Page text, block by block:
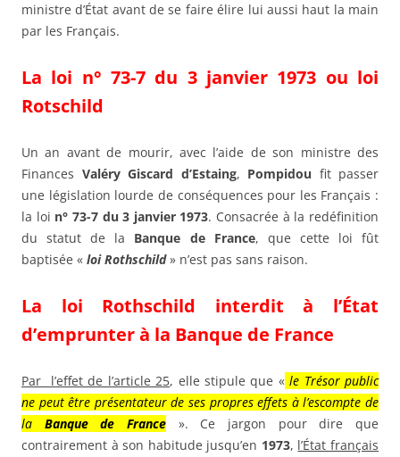
ministre d’État avant de se faire élire lui aussi haut la main
par les Français.
La loi n° 73-7 du 3 janvier 1973 ou loi
Rotschild
Un an avant de mourir, avec l’aide de son ministre des
Finances Valéry Giscard d’Estaing, Pompidou fit passer
une législation lourde de conséquences pour les Français :
la loi n° 73-7 du 3 janvier 1973. Consacrée à la redéfinition
du statut de la Banque de France, que cette loi fût
baptisée « loi Rothschild» n’est pas sans raison.
La loi Rothschild interdit à l’État
d’emprunter à la Banque de France
Par l’effet de l’article 25, elle stipule que «le Trésor public
ne peut être présentateur de ses propres effets à l’escompte de
la Banque de France
». Ce jargon pour dire que
contrairement à son habitude jusqu’en 1973, l’État français